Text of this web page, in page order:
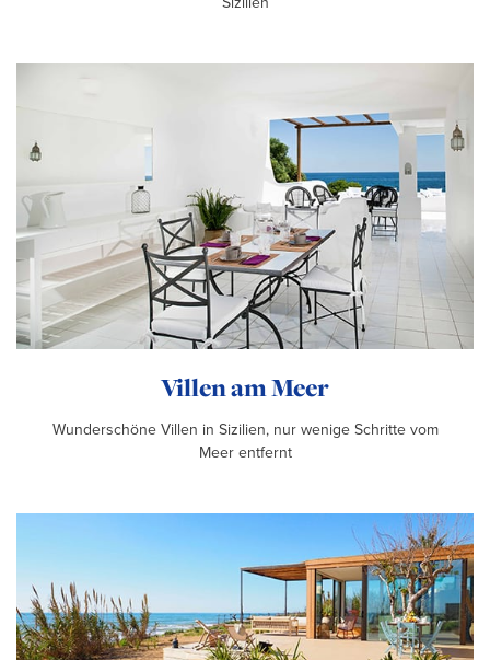
Villen am Meer
Wunderschöne Villen in Sizilien, nur wenige Schritte vom
Meer entfernt